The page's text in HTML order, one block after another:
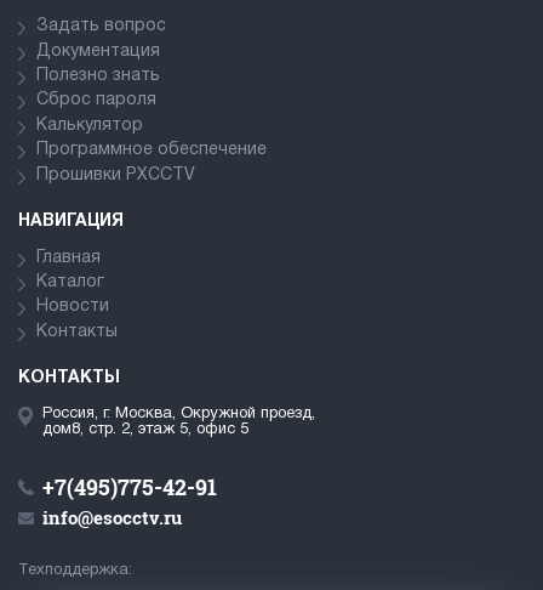
Задать вопрос
Документация
Полезно знать
Сброс пароля
Калькулятор
Программное обеспечение
Прошивки PXCCTV
НАВИГАЦИЯ
Главная
Каталог
Новости
Контакты
КОНТАКТЫ
Россия, г. Москва, Окружной проезд,
дом8, стр. 2, этаж 5, офис 5
+7(495)775-42-91
info@esocctv.ru
Техподдержка: